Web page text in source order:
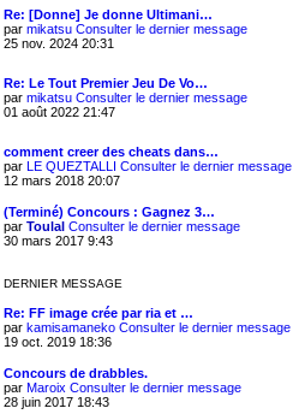
Re: [Donne] Je donne Ultimani…
par mikatsu Consulter le dernier message
25 nov. 2024 20:31
Re: Le Tout Premier Jeu De Vo…
par mikatsu Consulter le dernier message
01 août 2022 21:47
comment creer des cheats dans…
par LE QUEZTALLI Consulter le dernier message
12 mars 2018 20:07
(Terminé) Concours : Gagnez 3…
par Toulal Consulter le dernier message
30 mars 2017 9:43
DERNIER MESSAGE
Re: FF image crée par ria et …
par kamisamaneko Consulter le dernier message
19 oct. 2019 18:36
Concours de drabbles.
par Maroix Consulter le dernier message
28 juin 2017 18:43